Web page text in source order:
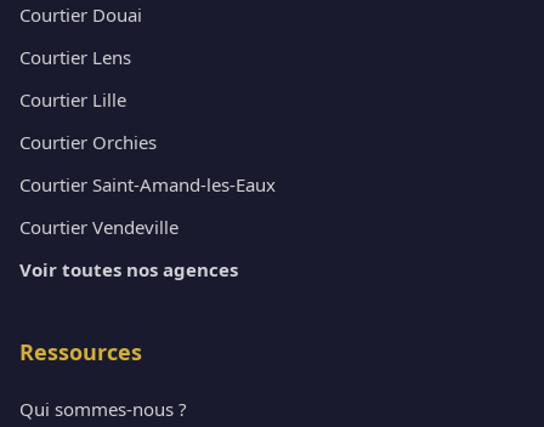
Courtier Douai
Courtier Lens
Courtier Lille
Courtier Orchies
Courtier Saint-Amand-les-Eaux
Courtier Vendeville
Voir toutes nos agences
Ressources
Qui sommes-nous ?